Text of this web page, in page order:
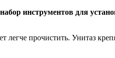
инструментов для
легче прочистить. Унитаз